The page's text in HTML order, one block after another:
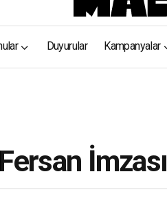
Duyurular Kampanyalar
İmzası